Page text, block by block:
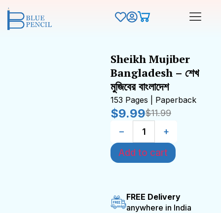
Sheikh Mujiber
Bangladesh – শেখ
মুজিবের বাংলাদেশ
153 Pages | Paperback
$11.99
$9.99
−
+
Add to cart
FREE Delivery
anywhere in India